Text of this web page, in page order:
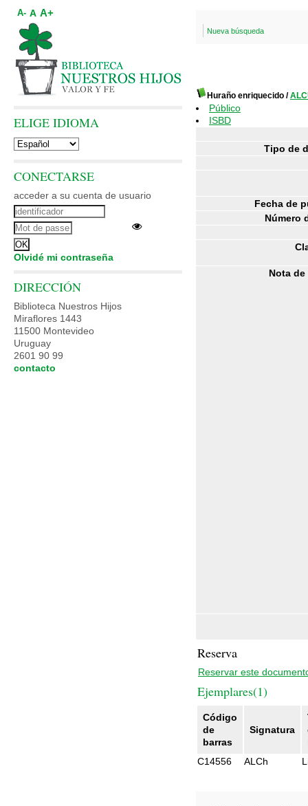
Nueva búsqueda
Huraño enriquecido /
Público
ISBD
Tipo de
Fecha de
Número
Nota
Reserva
Reservar este
Ejemplares(1)
Código
de
barras
Signatura
C14556
ALCh
A- A A+
ELIGE IDIOMA
CONECTARSE
acceder a su cuenta de usuario
Olvidé mi contraseña
DIRECCIÓN
Biblioteca Nuestros Hijos
Miraflores 1443
11500 Montevideo
Uruguay
2601 90 99
contacto